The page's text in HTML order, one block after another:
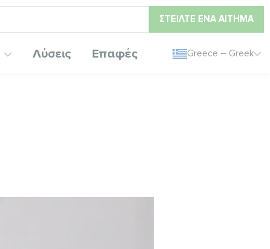
ΣΤΕΊΛΤΕ ΈΝΑ ΑΊΤΗΜΑ
Λύσεις Επαφές Greece – Greek